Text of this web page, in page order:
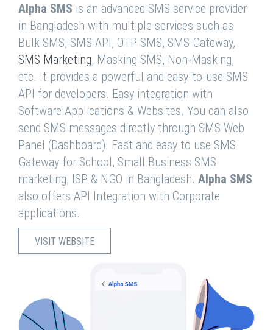
Alpha SMS is an advanced SMS service provider
in Bangladesh with multiple services such as
Bulk SMS, SMS API, OTP SMS, SMS Gateway,
SMS Marketing, Masking SMS, Non-Masking,
etc. It provides a powerful and easy-to-use SMS
API for developers. Easy integration with
Software Applications & Websites. You can also
send SMS messages directly through SMS Web
Panel (Dashboard). Fast and easy to use SMS
Gateway for School, Small Business SMS
marketing, ISP & NGO in Bangladesh. Alpha SMS
also offers API Integration with Corporate
applications.
VISIT WEBSITE